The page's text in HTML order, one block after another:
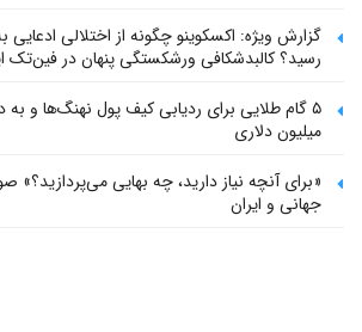
گزارش ویژه: اکسکوینو چگونه از اختلالی
رسید؟ کالبدشکافی ورشکستگی پنهان در فین‌تک
۵ گام طلایی برای ردیابی کیف پول‌ نهنگ‌ها و
میلیون دلاری
«برای آنچه نیاز دارید، چه بهایی می‌پردازید؟»
جهانی و ایران